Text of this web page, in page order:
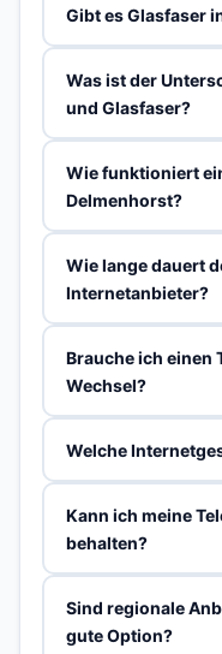
Gibt es Glasfaser
Was ist der
und Glasfaser?
Wie funktioniert
Delmenhorst?
Wie lange dauert
Internetanbieter?
Brauche ich einen
Wechsel?
Welche
Kann ich meine
behalten?
Sind regionale
gute Option?